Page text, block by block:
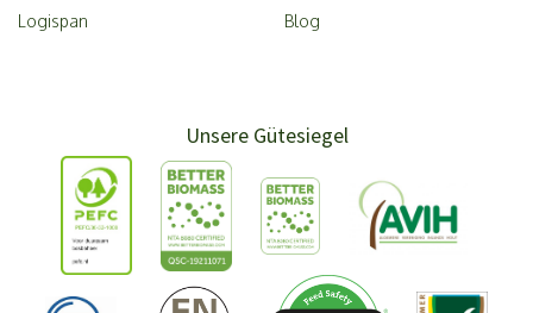
Logispan
Blog
Unsere Gütesiegel